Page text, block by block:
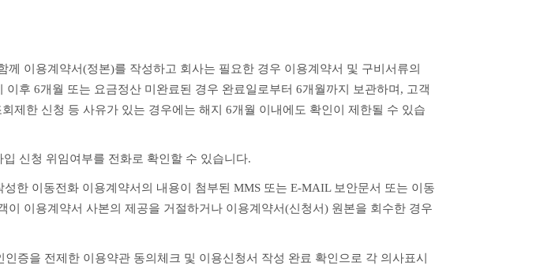
이용계약서(정본)를 작성하고 회사는 필요한 경우 이용계약서 및 구비서류의
후 6개월 또는 요금정산 미완료된 경우 완료일로부터 6개월까지 보관하며, 고객
제한 신청 등 사유가 있는 경우에는 해지 6개월 이내에도 확인이 제한될 수 있습
신청 위임여부를 전화로 확인할 수 있습니다.
한 이동전화 이용계약서의 내용이 첨부된 MMS 또는 E-MAIL 보안문서 또는 이동
이용계약서 사본의 제공을 거절하거나 이용계약서(신청서) 원본을 회수한 경우
증을 전제한 이용약관 동의체크 및 이용신청서 작성 완료 확인으로 각 의사표시